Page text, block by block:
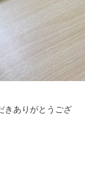
きありがとうござ